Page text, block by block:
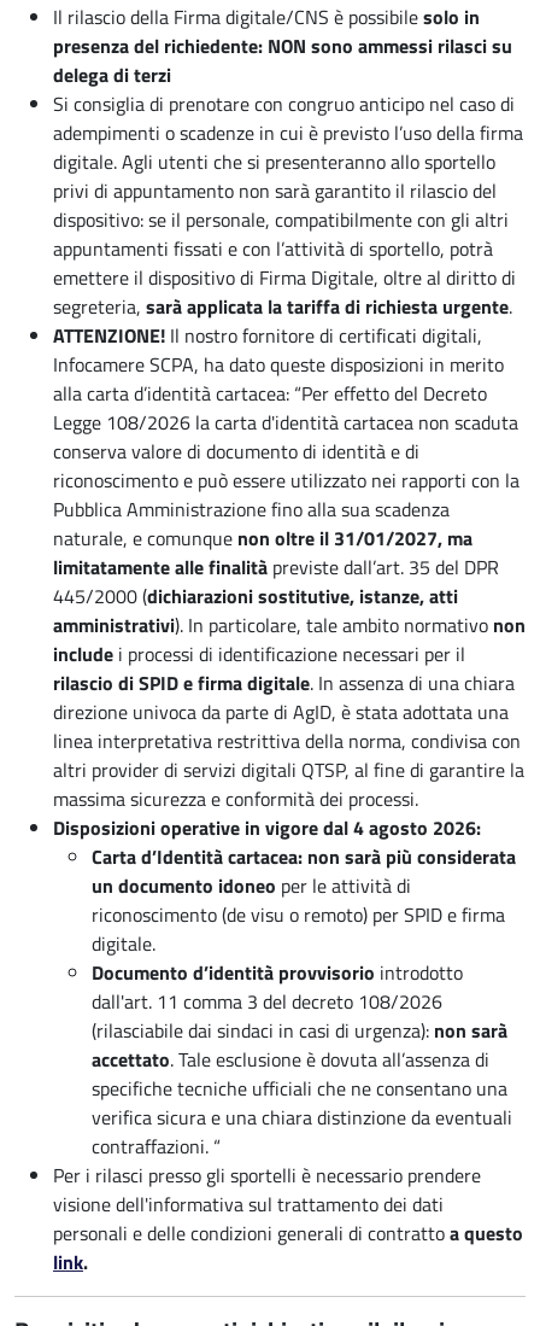
Il rilascio della Firma digitale/CNS è possibilesolo in
presenza del richiedente: NON sono ammessi rilasci su
delega di terzi
Si consiglia di prenotare con congruo anticipo nel caso di
adempimenti o scadenze in cui è previsto l’uso della firma
digitale. Agli utenti che si presenteranno allo sportello
privi di appuntamento non sarà garantito il rilascio del
dispositivo: se il personale, compatibilmente con gli altri
appuntamenti fissati e con l’attività di sportello, potrà
emettere il dispositivo di Firma Digitale, oltre al diritto di
segreteria, sarà applicata la tariffa di richiesta urgente.
ATTENZIONE! Il nostro fornitore di certificati digitali,
Infocamere SCPA, ha dato queste disposizioni in merito
alla carta d’identità cartacea: “Per effetto del Decreto
Legge 108/2026 la carta d'identità cartacea non scaduta
conserva valore di documento di identità e di
riconoscimento e può essere utilizzato nei rapporti con la
Pubblica Amministrazione fino alla sua scadenza
naturale, e comunque non oltre il 31/01/2027, ma
limitatamente alle finalità previste dall’art. 35 del DPR
445/2000 (dichiarazioni sostitutive, istanze, atti
amministrativi). In particolare, tale ambito normativo non
include i processi di identificazione necessari per il
rilascio di SPID e firma digitale. In assenza di una chiara
direzione univoca da parte di AgID, è stata adottata una
linea interpretativa restrittiva della norma, condivisa con
altri provider di servizi digitali QTSP, al fine di garantire la
massima sicurezza e conformità dei processi.
Disposizioni operative in vigore dal 4 agosto 2026:
Carta d’Identità cartacea: non sarà più considerata
un documento idoneo per le attività di
riconoscimento (de visu o remoto) per SPID e firma
digitale.
Documento d’identità provvisorio introdotto
dall'art. 11 comma 3 del decreto 108/2026
(rilasciabile dai sindaci in casi di urgenza): non sarà
accettato. Tale esclusione è dovuta all’assenza di
specifiche tecniche ufficiali che ne consentano una
verifica sicura e una chiara distinzione da eventuali
contraffazioni. “
Per i rilasci presso gli sportelli è necessario prendere
visione dell'informativa sul trattamento dei dati
personali e delle condizioni generali di contrattoa questo
link.